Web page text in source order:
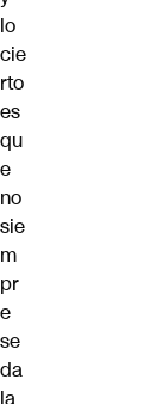
lo
cie
rto
es
qu
e
no
sie
m
pr
e
se
da